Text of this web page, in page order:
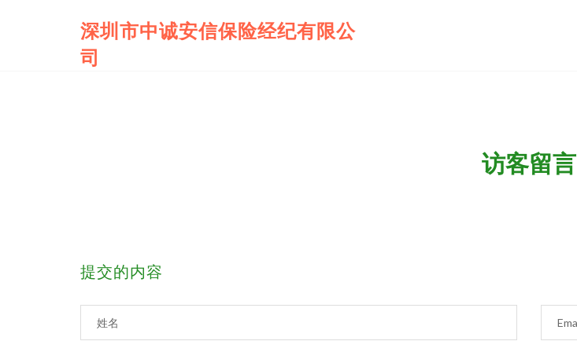
深圳市中诚安信保险经纪有限公
司
访客留言
提交的内容